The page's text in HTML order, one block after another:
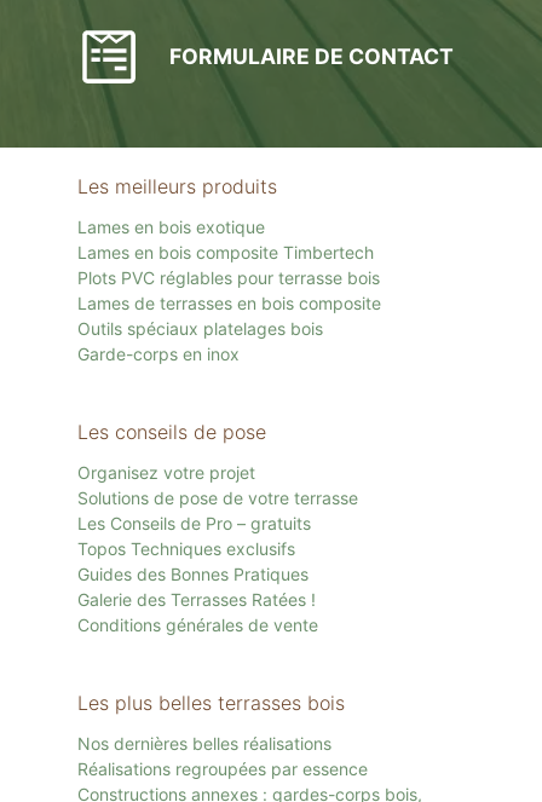
FORMULAIRE DE CONTACT
Les meilleurs produits
Lames en bois exotique
Lames en bois composite Timbertech
Plots PVC réglables pour terrasse bois
Lames de terrasses en bois composite
Outils spéciaux platelages bois
Garde-corps en inox
Les conseils de pose
Organisez votre projet
Solutions de pose de votre terrasse
Les Conseils de Pro – gratuits
Topos Techniques exclusifs
Guides des Bonnes Pratiques
Galerie des Terrasses Ratées !
Conditions générales de vente
Les plus belles terrasses bois
Nos dernières belles réalisations
Réalisations regroupées par essence
Constructions annexes : gardes-corps bois,